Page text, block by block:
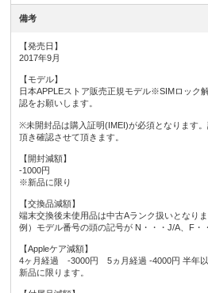
備考
【発売日】
2017年9月
【モデル】
日本APPLEストア販売正規モデル※SIMロック
認をお願いします。
※未開封品は購入証明(IMEI)が必須となります
頂き確認させて頂きます。
【開封減額】
-1000円
※新品に限り
【交換品減額】
端末交換後未使用品は中古Aランク扱いとなりま
例）モデル番号の頭の記号が N・・・J/A、F・
【Appleケア減額】
4ヶ月経過 -3000円 5ヵ月経過 -4000円 半年
新品に限ります。